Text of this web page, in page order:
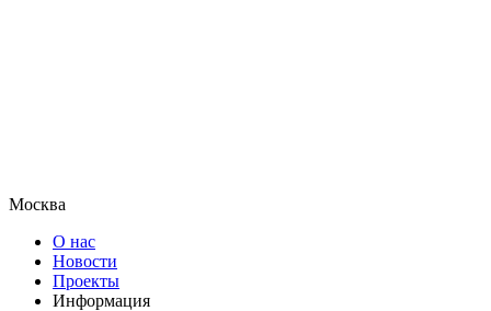
Москва
О нас
Новости
Проекты
Информация